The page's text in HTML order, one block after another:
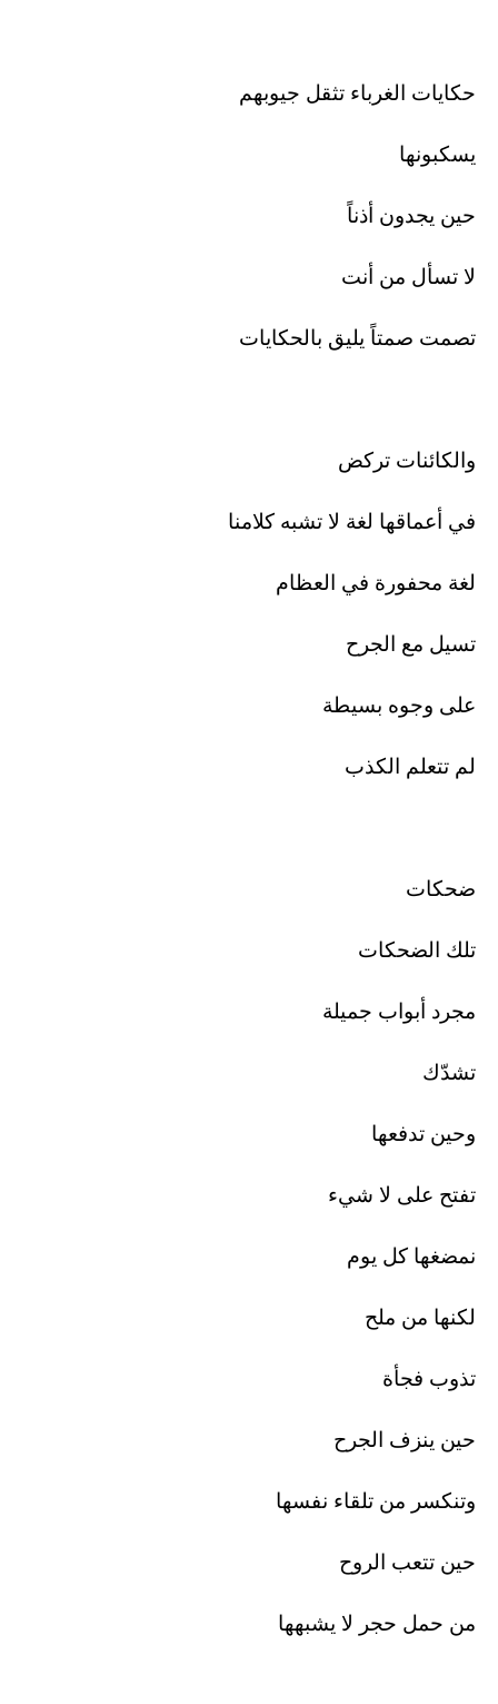
حكايات الغرباء تثقل جيوبهم
يسكبونها
حين يجدون أذناً
لا تسأل من أنت
تصمت صمتاً يليق بالحكايات
والكائنات تركض
في أعماقها لغة لا تشبه كلامنا
لغة محفورة في العظام
تسيل مع الجرح
على وجوه بسيطة
لم تتعلم الكذب
ضحكات
تلك الضحكات
مجرد أبواب جميلة
تشدّك
وحين تدفعها
تفتح على لا شيء
نمضغها كل يوم
لكنها من ملح
تذوب فجأة
حين ينزف الجرح
وتنكسر من تلقاء نفسها
حين تتعب الروح
من حمل حجر لا يشبهها